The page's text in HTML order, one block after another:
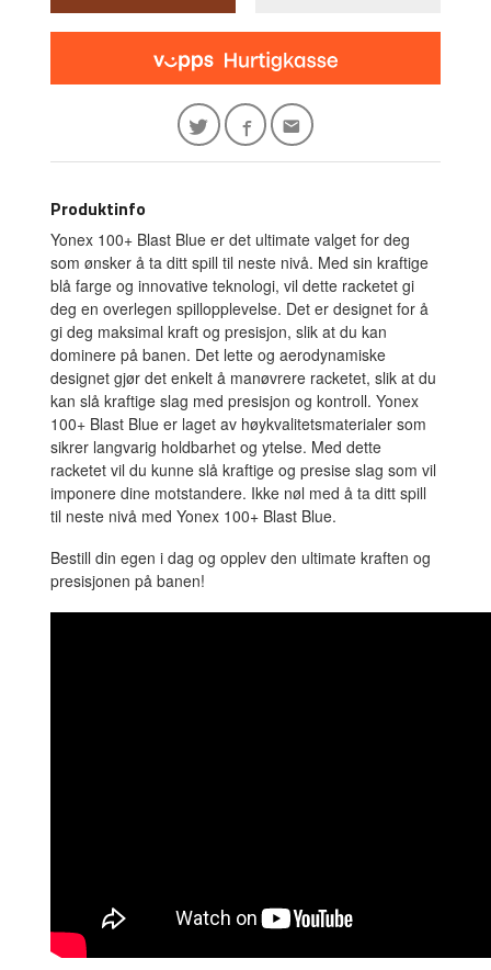
Produktinfo
Yonex 100+ Blast Blue er det ultimate valget for deg
som ønsker å ta ditt spill til neste nivå. Med sin kraftige
blå farge og innovative teknologi, vil dette racketet gi
deg en overlegen spillopplevelse. Det er designet for å
gi deg maksimal kraft og presisjon, slik at du kan
dominere på banen. Det lette og aerodynamiske
designet gjør det enkelt å manøvrere racketet, slik at du
kan slå kraftige slag med presisjon og kontroll. Yonex
100+ Blast Blue er laget av høykvalitetsmaterialer som
sikrer langvarig holdbarhet og ytelse. Med dette
racketet vil du kunne slå kraftige og presise slag som vil
imponere dine motstandere. Ikke nøl med å ta ditt spill
til neste nivå med Yonex 100+ Blast Blue.
Bestill din egen i dag og opplev den ultimate kraften og
presisjonen på banen!